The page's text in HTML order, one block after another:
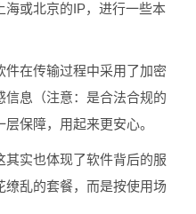
海或北京的IP，进行一些本
件在传输过程中采用了加密
信息（注意：是合法合规的
保障，用起来更安心。
其实也体现了软件背后的服
缭乱的套餐，而是按使用场